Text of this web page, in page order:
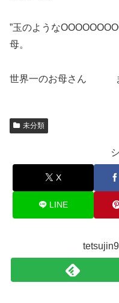
”玉のような
母。
世界一のお母さん ま
未分類
X
LINE